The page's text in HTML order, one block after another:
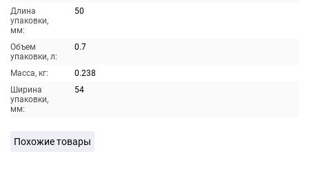
Длина
упаковки,
мм:
50
Объем
упаковки, л:
0.7
Масса, кг:
0.238
Ширина
упаковки,
мм:
54
Похожие товары